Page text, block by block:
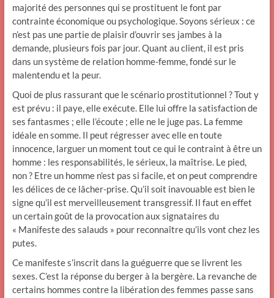
majorité des personnes qui se prostituent le font par
contrainte économique ou psychologique. Soyons sérieux : ce
n’est pas une partie de plaisir d’ouvrir ses jambes à la
demande, plusieurs fois par jour. Quant au client, il est pris
dans un système de relation homme-femme, fondé sur le
malentendu et la peur.
Quoi de plus rassurant que le scénario prostitutionnel ? Tout y
est prévu : il paye, elle exécute. Elle lui offre la satisfaction de
ses fantasmes ; elle l’écoute ; elle ne le juge pas. La femme
idéale en somme. Il peut régresser avec elle en toute
innocence, larguer un moment tout ce qui le contraint à être un
homme : les responsabilités, le sérieux, la maîtrise. Le pied,
non ? Etre un homme n’est pas si facile, et on peut comprendre
les délices de ce lâcher-prise. Qu’il soit inavouable est bien le
signe qu’il est merveilleusement transgressif. Il faut en effet
un certain goût de la provocation aux signataires du
« Manifeste des salauds » pour reconnaître qu’ils vont chez les
putes.
Ce manifeste s’inscrit dans la guéguerre que se livrent les
sexes. C’est la réponse du berger à la bergère. La revanche de
certains hommes contre la libération des femmes passe sans